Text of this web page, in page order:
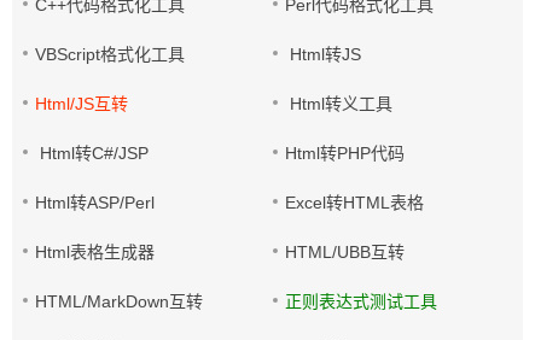
C++代码格式化工具 Perl代码格式化工具
VBScript格式化工具 Html转JS
Html/JS互转 Html转义工具
Html转C#/JSP Html转PHP代码
Html转ASP/Perl Excel转HTML表格
Html表格生成器 HTML/UBB互转
HTML/MarkDown互转 正则表达式测试工具